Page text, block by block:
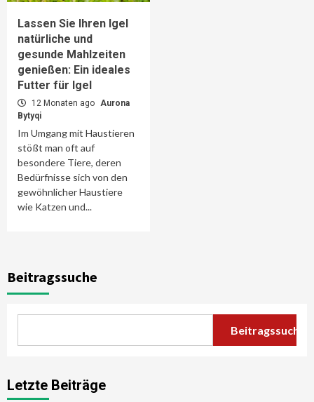
Lassen Sie Ihren Igel
natürliche und
gesunde Mahlzeiten
genießen: Ein ideales
Futter für Igel
12 Monaten ago Aurona
Bytyqi
Im Umgang mit Haustieren
stößt man oft auf
besondere Tiere, deren
Bedürfnisse sich von den
gewöhnlicher Haustiere
wie Katzen und...
Beitragssuche
Beitragssuche
Letzte Beiträge